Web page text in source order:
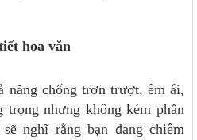
hoa văn
năng chống trơn trượt, êm ái,
trọng nhưng không kém phần
nghĩ rằng bạn đang chiêm